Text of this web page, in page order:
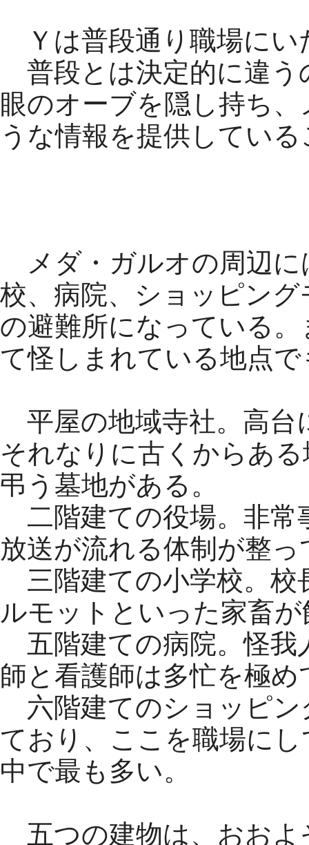
Ｙは普段通り職場にい
普段とは決定的に違う
眼のオーブを隠し持ち
うな情報を提供してい
メダ・ガルオの周辺に
校、病院、ショッピン
の避難所になっている
て怪しまれている地点
平屋の地域寺社。高台
それなりに古くからあ
弔う墓地がある。
二階建ての役場。非常
放送が流れる体制が整っ
三階建ての小学校。校
ルモットといった家畜
五階建ての病院。怪我
師と看護師は多忙を極め
六階建てのショッピン
ており、ここを職場に
中で最も多い。
五つの建物は、おおよ